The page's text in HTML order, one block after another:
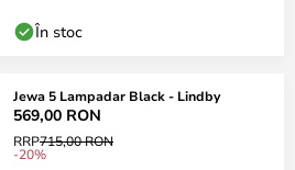
În stoc
Jewa 5 Lampadar Black - Lindby
569,00 RON
RRP715,00 RON
-20%